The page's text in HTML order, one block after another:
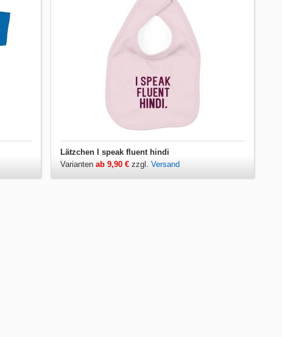
Lätzchen I speak fluent hindi
Variantenab 9,90 € zzgl.Versand